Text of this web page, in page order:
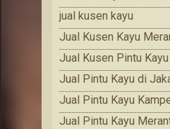
jual kusen kayu
Jual Kusen Kayu
Jual Kusen Pintu Kayu
Jual Pintu Kayu di
Jual Pintu Kayu
Jual Pintu Kayu